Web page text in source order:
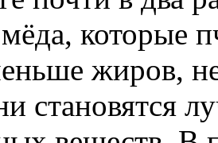
мёда, которые
жиров,
становятся